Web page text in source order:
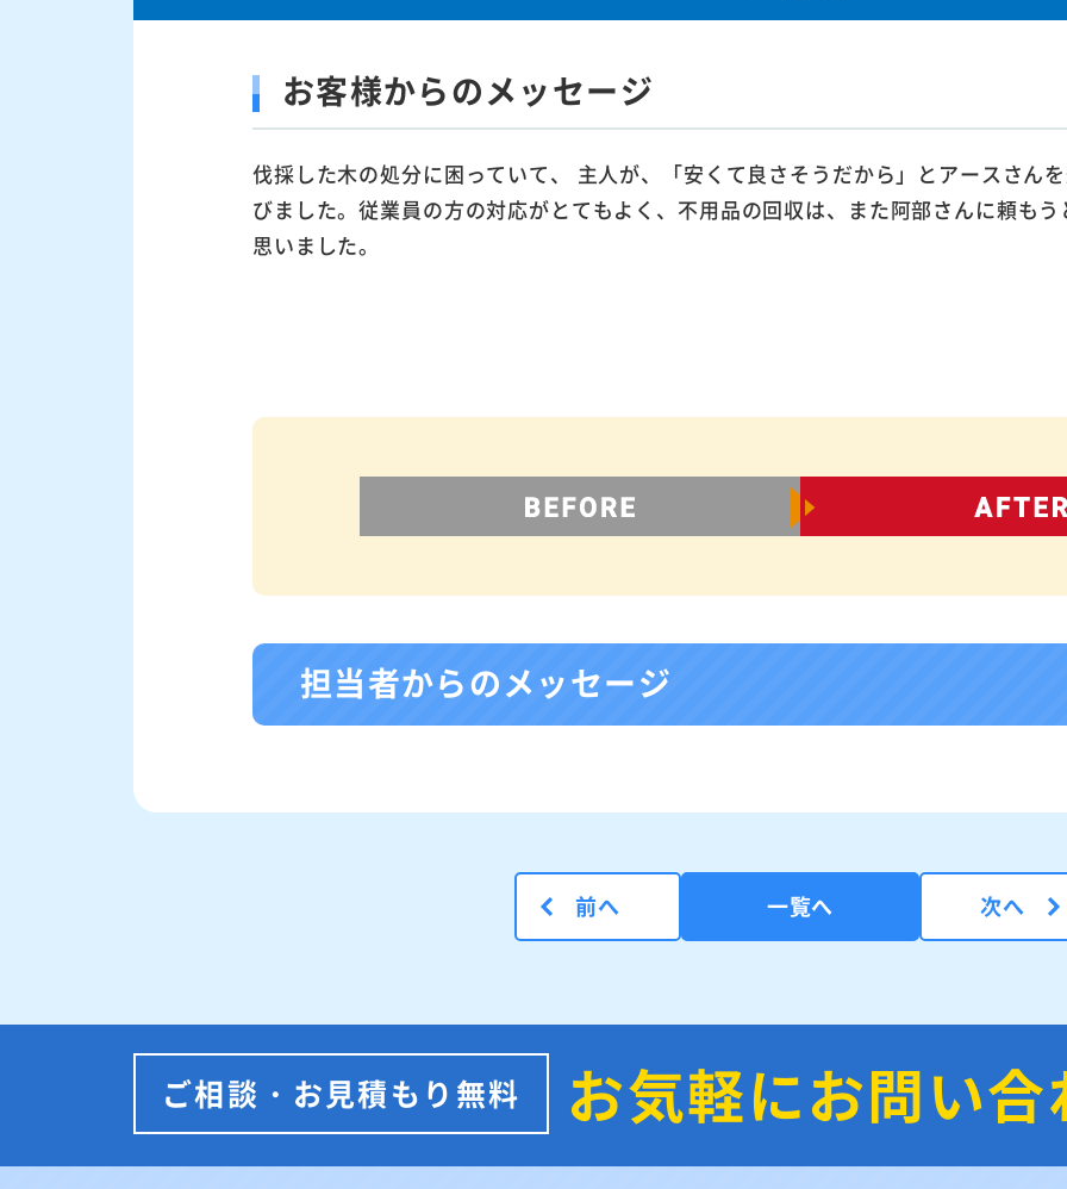
お客様からのメッセージ
伐採した木の処分に困っていて、 主人が、「安くて良さそうだから」とアースさん
びました。従業員の方の対応がとてもよく、不用品の回収は、また阿部さんに頼もう
思いました。
担当者からのメッセージ
前へ 一覧へ 次へ
ご相談・お見積もり無料 お気軽にお問い